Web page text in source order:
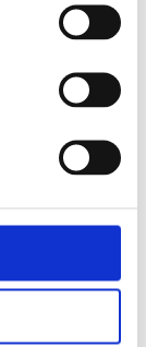
än du tror